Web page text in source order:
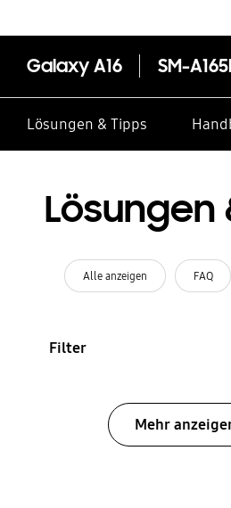
Galaxy A16 SM-
Lösungen & Tipps
Lösungen
Alle anzeigen FAQ
Filter
Mehr